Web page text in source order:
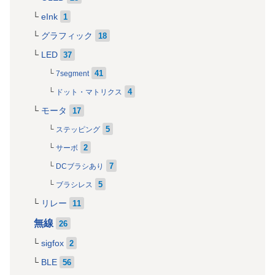
eInk 1
グラフィック 18
LED 37
7segment 41
ドット・マトリクス 4
モータ 17
ステッピング 5
サーボ 2
DCブラシあり 7
ブラシレス 5
リレー 11
無線 26
sigfox 2
BLE 56